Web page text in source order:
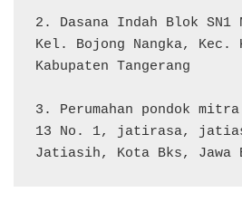
2. Dasana Indah Blok SN1
Kel. Bojong Nangka, Kec.
Kabupaten Tangerang
3. Perumahan pondok
13 No. 1, jatirasa,
Jatiasih, Kota Bks, Jawa